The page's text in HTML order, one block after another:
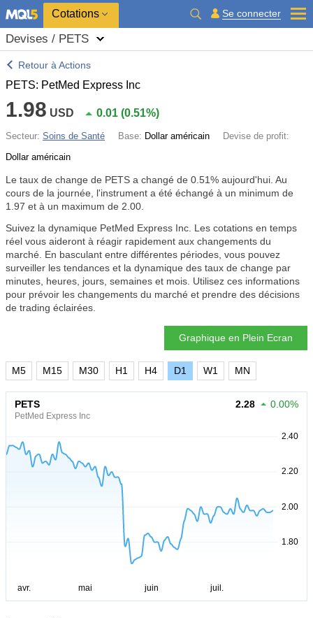
Cotations Se connecter
Devises / PETS
Retour à Actions
PETS: PetMed Express Inc
1.98 USD 0.01 (0.51%)
Secteur: Soins de Santé Base: Dollar américain
Devise de profit:
Dollar américain
Le taux de change de PETS a changé de 0.51% aujourd'hui. Au
cours de la journée, l'instrument a été échangé à un minimum de
1.97 et à un maximum de 2.00.
Suivez la dynamique PetMed Express Inc. Les cotations en temps
réel vous aideront à réagir rapidement aux changements du
marché. En basculant entre différentes périodes, vous pouvez
surveiller les tendances et la dynamique des taux de change par
minutes, heures, jours, semaines et mois. Utilisez ces informations
pour prévoir les changements du marché et prendre des décisions
de trading éclairées.
Graphique en Plein Ecran
M5 M15 M30 H1 H4 D1 W1 MN
PETS
PetMed Express Inc
2.28 0.00%